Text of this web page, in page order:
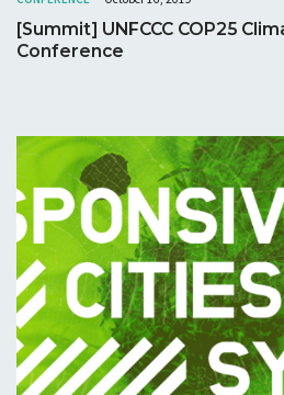
[Summit] UNFCCC COP25
Conference